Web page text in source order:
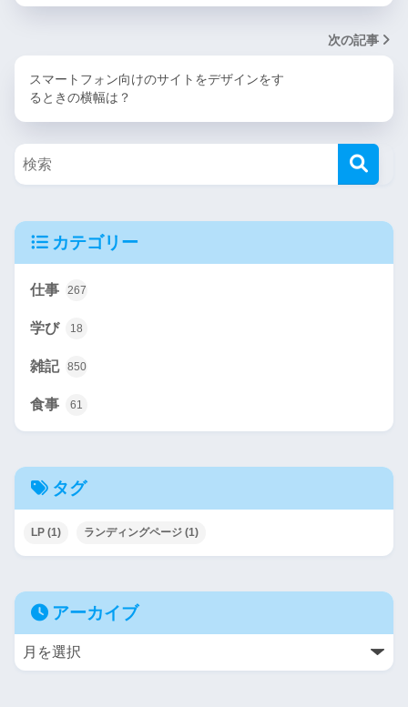
次の記事
スマートフォン向けのサイトをデザインをす
るときの横幅は？
カテゴリー
仕事 267
学び 18
雑記 850
食事 61
タグ
LP (1) ランディングページ (1)
アーカイブ